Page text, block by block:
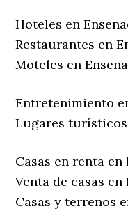
Hoteles en
Restaurantes en
Moteles en
Entretenimiento
Lugares turísticos
Casas en renta en
Venta de casas en
Casas y terrenos